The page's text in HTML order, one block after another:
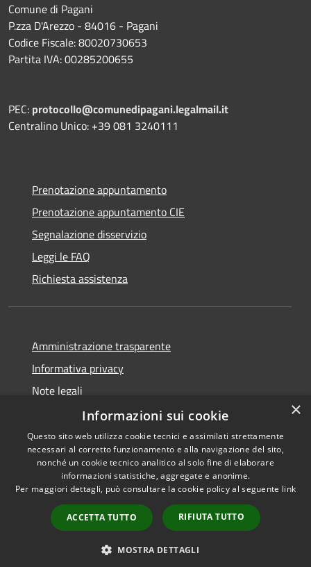
Comune di Pagani
P.zza D'Arezzo - 84016 - Pagani
Codice Fiscale: 80020730653
Partita IVA: 00285200655
PEC: protocollo@comunedipagani.legalmail.it
Centralino Unico: +39 081 3240111
Prenotazione appuntamento
Prenotazione appuntamento CIE
Segnalazione disservizio
Leggi le FAQ
Richiesta assistenza
Amministrazione trasparente
Informativa privacy
Note legali
Dichiarazione di accessibilità
RSS
Accessibilità
Copyright © 2026 • Comune di
Municipium•
Accesso
redazione
×
Informazioni sui cookie
Questo sito web utilizza cookie tecnici e assimilati strettamente
necessari al corretto funzionamento e alla navigazione del sito,
nonché un cookie tecnico analitico al solo fine di elaborare
informazioni statistiche, aggregate e anonime.
Per maggiori dettagli, può consultare la cookie policy al seguente link
ACCETTA TUTTO RIFIUTA TUTTO
MOSTRA DETTAGLI